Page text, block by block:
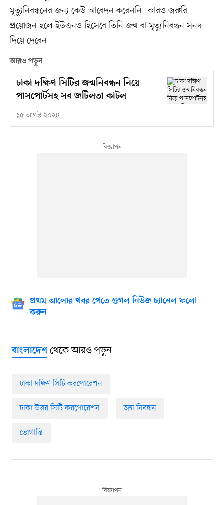
মৃত্যুনিবন্ধনের জন্য কেউ আবেদন করেননি। কারও জরুরি
প্রয়োজন হলে ইউএনও হিসেবে তিনি জন্ম বা মৃত্যুনিবন্ধন সনদ
দিয়ে দেবেন।
আরও পড়ুন
ঢাকা দক্ষিণ সিটির জন্মনিবন্ধন নিয়ে
পাসপোর্টসহ সব জটিলতা কাটল
১৫ আগস্ট ২০২৪
প্রথম আলোর খবর পেতে গুগল নিউজ চ্যানেল ফলো
করুন
বাংলাদেশথেকে আরও পড়ুন
ঢাকা দক্ষিণ সিটি করপোরেশন
ঢাকা উত্তর সিটি করপোরেশন জন্ম নিবন্ধন
ভোগান্তি